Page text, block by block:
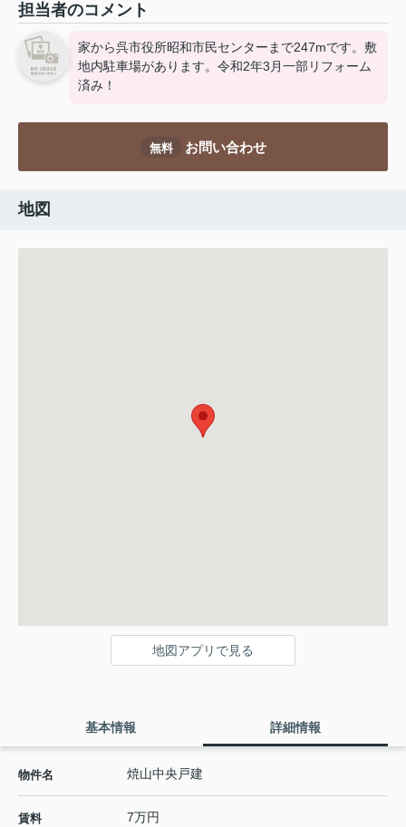
担当者のコメント
家から呉市役所昭和市民センターまで247mです。敷
地内駐車場があります。令和2年3月一部リフォーム
済み！
無料 お問い合わせ
地図
地図アプリで見る
基本情報 詳細情報
物件名 焼山中央戸建
賃料 7万円